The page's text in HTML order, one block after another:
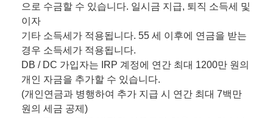
으로 수금할 수 있습니다. 일시금 지급, 퇴직 소득세 및
이자
기타 소득세가 적용됩니다. 55 세 이후에 연금을 받는
경우 소득세가 적용됩니다.
DB / DC 가입자는 IRP 계정에 연간 최대 1200만 원의
개인 자금을 추가할 수 있습니다.
(개인연금과 병행하여 추가 지급 시 연간 최대 7백만
원의 세금 공제)